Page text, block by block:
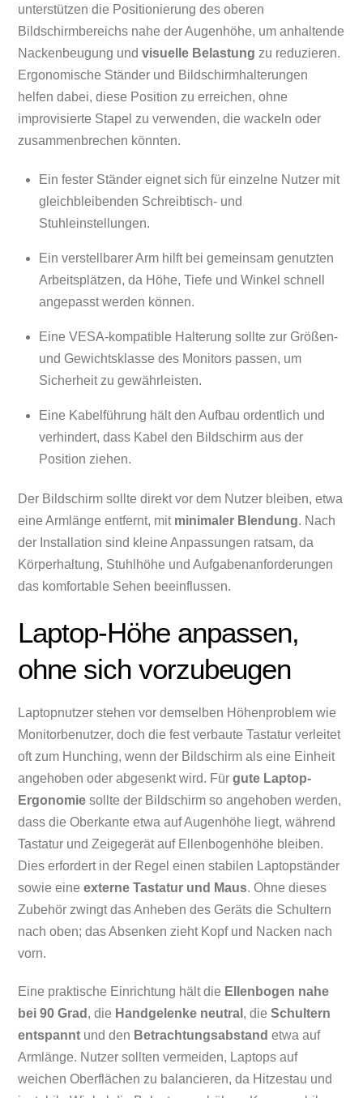
unterstützen die Positionierung des oberen
Bildschirmbereichs nahe der Augenhöhe, um anhaltende
Nackenbeugung undvisuelle Belastung zu reduzieren.
Ergonomische Ständer und Bildschirmhalterungen
helfen dabei, diese Position zu erreichen, ohne
improvisierte Stapel zu verwenden, die wackeln oder
zusammenbrechen könnten.
Ein fester Ständer eignet sich für einzelne Nutzer mit
gleichbleibenden Schreibtisch- und
Stuhleinstellungen.
Ein verstellbarer Arm hilft bei gemeinsam genutzten
Arbeitsplätzen, da Höhe, Tiefe und Winkel schnell
angepasst werden können.
Eine VESA-kompatible Halterung sollte zur Größen-
und Gewichtsklasse des Monitors passen, um
Sicherheit zu gewährleisten.
Eine Kabelführung hält den Aufbau ordentlich und
verhindert, dass Kabel den Bildschirm aus der
Position ziehen.
Der Bildschirm sollte direkt vor dem Nutzer bleiben, etwa
eine Armlänge entfernt, mit minimaler Blendung. Nach
der Installation sind kleine Anpassungen ratsam, da
Körperhaltung, Stuhlhöhe und Aufgabenanforderungen
das komfortable Sehen beeinflussen.
Laptop-Höhe anpassen,
ohne sich vorzubeugen
Laptopnutzer stehen vor demselben Höhenproblem wie
Monitorbenutzer, doch die fest verbaute Tastatur verleitet
oft zum Hunching, wenn der Bildschirm als eine Einheit
angehoben oder abgesenkt wird. Fürgute Laptop-
Ergonomie sollte der Bildschirm so angehoben werden,
dass die Oberkante etwa auf Augenhöhe liegt, während
Tastatur und Zeigegerät auf Ellenbogenhöhe bleiben.
Dies erfordert in der Regel einen stabilen Laptopständer
sowie eineexterne Tastatur und Maus. Ohne dieses
Zubehör zwingt das Anheben des Geräts die Schultern
nach oben; das Absenken zieht Kopf und Nacken nach
vorn.
Eine praktische Einrichtung hält die Ellenbogen nahe
bei 90 Grad , die Handgelenke neutral , dieSchultern
entspannt und den Betrachtungsabstand etwa auf
Armlänge. Nutzer sollten vermeiden, Laptops auf
weichen Oberflächen zu balancieren, da Hitzestau und